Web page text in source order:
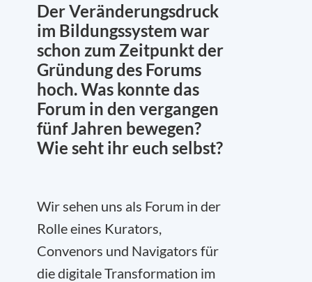
Der Veränderungsdruck
im Bildungssystem war
schon zum Zeitpunkt der
Gründung des Forums
hoch. Was konnte das
Forum in den vergangen
fünf Jahren bewegen?
Wie seht ihr euch selbst?
Wir sehen uns als Forum in der
Rolle eines Kurators,
Convenors und Navigators für
die digitale Transformation im